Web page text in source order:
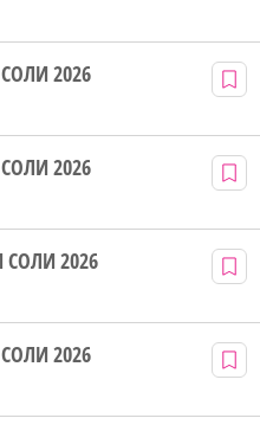
2026
2026
2026
2026